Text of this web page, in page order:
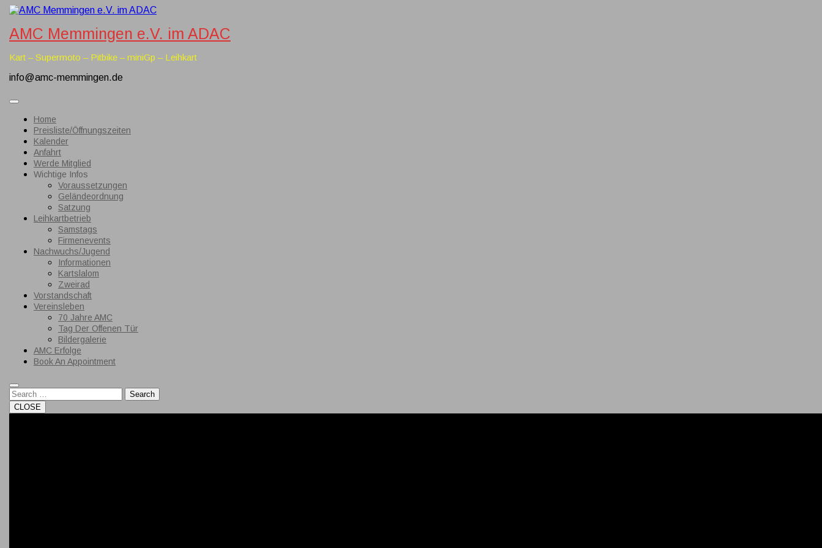
Skip
content
AMC Memmingen e.V. im ADAC
Kart – Supermoto – Pitbike – miniGp – Leihkart
info@amc-memmingen.de
Open
ButtonHome
Preisliste/Öffnungszeiten
Kalender
Anfahrt
Werde Mitglied
Wichtige Infos
Voraussetzungen
Geländeordnung
Satzung
Leihkartbetrieb
Samstags
Firmenevents
Nachwuchs/Jugend
Informationen
Kartslalom
Zweirad
Vorstandschaft
Vereinsleben
70 Jahre AMC
Tag Der Offenen Tür
Bildergalerie
AMC Erfolge
Book An Appointment
Button
Search
CLOSE